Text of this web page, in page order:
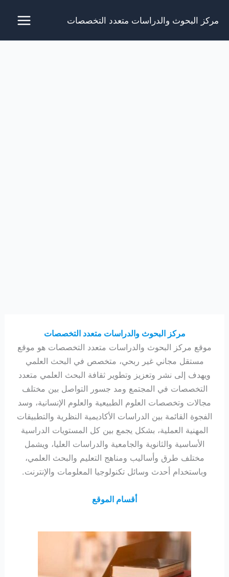
مركز البحوث والدراسات متعدد التخصصات
مركز البحوث والدراسات متعدد التخصصات
موقع مركز البحوث والدراسات متعدد التخصصات هو موقع
مستقل مجاني غير ربحي، متخصص في البحث العلمي
ويهدف إلى نشر وتعزيز وتطوير ثقافة البحث العلمي متعدد
التخصصات في المجتمع ومد جسور التواصل بين مختلف
مجالات وتخصصات العلوم الطبيعية والعلوم الإنسانية، وسد
الفجوة القائمة بين الدراسات الأكاديمية النظرية والتطبيقات
المهنية العملية، بشكل يجمع بين كل المستويات الدراسية
الأساسية والثانوية والجامعية والدراسات العليا، ويشمل
مختلف طرق وأساليب ومناهج التعليم والبحث العلمي،
وباستخدام أحدث وسائل تكنولوجيا المعلومات والإنترنت.
أقسام الموقع